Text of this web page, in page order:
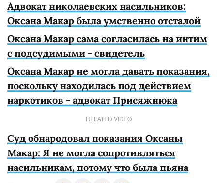
Адвокат николаевских насильников:
Оксана Макар была умственно отсталой
Оксана Макар сама согласилась на интим
с подсудимыми - свидетель
Оксана Макар не могла давать показания,
поскольку находилась под действием
наркотиков - адвокат Присяжнюка
RELATED VIDEO
Суд обнародовал показания Оксаны
Макар: Я не могла сопротивляться
насильникам, потому что была пьяна